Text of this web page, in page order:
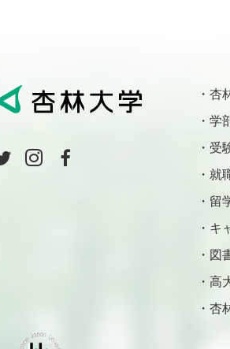
杏
学
受
就
留
キ
図
高
杏